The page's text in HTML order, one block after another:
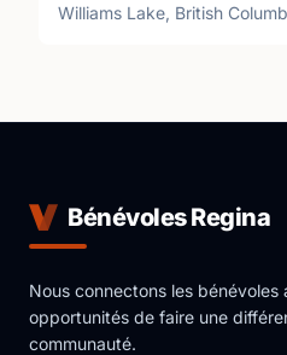
Williams Lake, British
Bénévoles Regina
Nous connectons les bénévoles
opportunités de faire une
communauté.